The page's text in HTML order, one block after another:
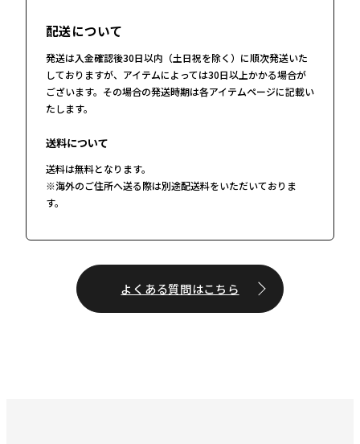
配送について
発送は入金確認後30日以内（土日祝を除く）に順次発送いた
しておりますが、アイテムによっては30日以上かかる場合が
ございます。その場合の発送時期は各アイテムページに記載い
たします。
送料について
送料は無料となります。
※海外のご住所へ送る際は別途配送料をいただいておりま
す。
よくある質問はこちら